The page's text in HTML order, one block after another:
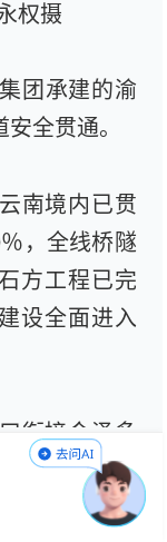
权摄
团承建的渝
全贯通。
南境内已贯
，全线桥隧
方工程已完
设全面进入
衔接会泽多
特大桥，全
道。该隧道